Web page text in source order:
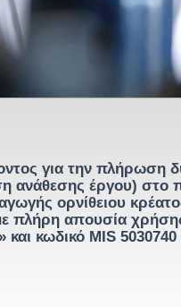
για την πλήρωση
ανάθεσης έργου) στο
ορνίθειου
πλήρη απουσία
κωδικό MIS